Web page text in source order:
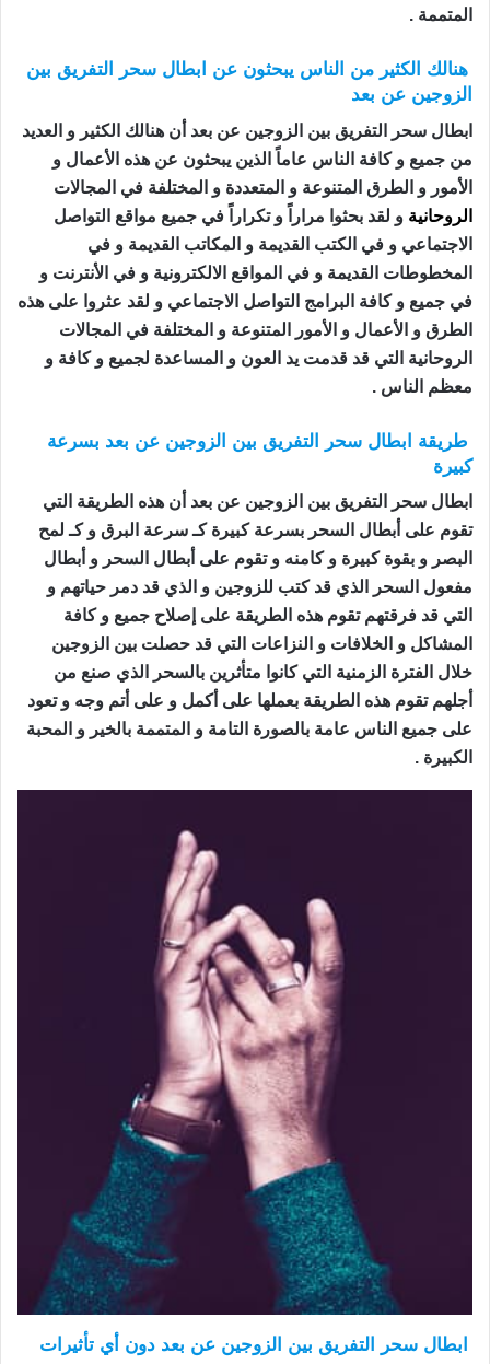
المتممة .
هنالك الكثير من الناس يبحثون عن ابطال سحر التفريق بين
الزوجين عن بعد
ابطال سحر التفريق بين الزوجين عن بعد أن هنالك الكثير و العديد
من جميع و كافة الناس عاماً الذين يبحثون عن هذه الأعمال و
الأمور و الطرق المتنوعة و المتعددة و المختلفة في المجالات
الروحانية و لقد بحثوا مراراً و تكراراً في جميع مواقع التواصل
الاجتماعي و في الكتب القديمة و المكاتب القديمة و في
المخطوطات القديمة و في المواقع الالكترونية و في الأنترنت و
في جميع و كافة البرامج التواصل الاجتماعي و لقد عثروا على هذه
الطرق و الأعمال و الأمور المتنوعة و المختلفة في المجالات
الروحانية التي قد قدمت يد العون و المساعدة لجميع و كافة و
معظم الناس .
طريقة ابطال سحر التفريق بين الزوجين عن بعد بسرعة
كبيرة
ابطال سحر التفريق بين الزوجين عن بعد أن هذه الطريقة التي
تقوم على أبطال السحر بسرعة كبيرة كـ سرعة البرق و كـ لمح
البصر و بقوة كبيرة و كامنه و تقوم على أبطال السحر و أبطال
مفعول السحر الذي قد كتب للزوجين و الذي قد دمر حياتهم و
التي قد فرقتهم تقوم هذه الطريقة على إصلاح جميع و كافة
المشاكل و الخلافات و النزاعات التي قد حصلت بين الزوجين
خلال الفترة الزمنية التي كانوا متأثرين بالسحر الذي صنع من
أجلهم تقوم هذه الطريقة بعملها على أكمل و على أتم وجه و تعود
على جميع الناس عامة بالصورة التامة و المتممة بالخير و المحبة
الكبيرة .
ابطال سحر التفريق بين الزوجين عن بعد دون أي تأثيرات